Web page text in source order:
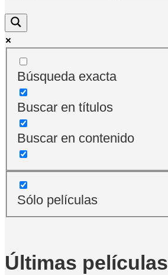
Búsqueda exacta
Buscar en títulos
Buscar en contenido
Sólo películas
Últimas películas